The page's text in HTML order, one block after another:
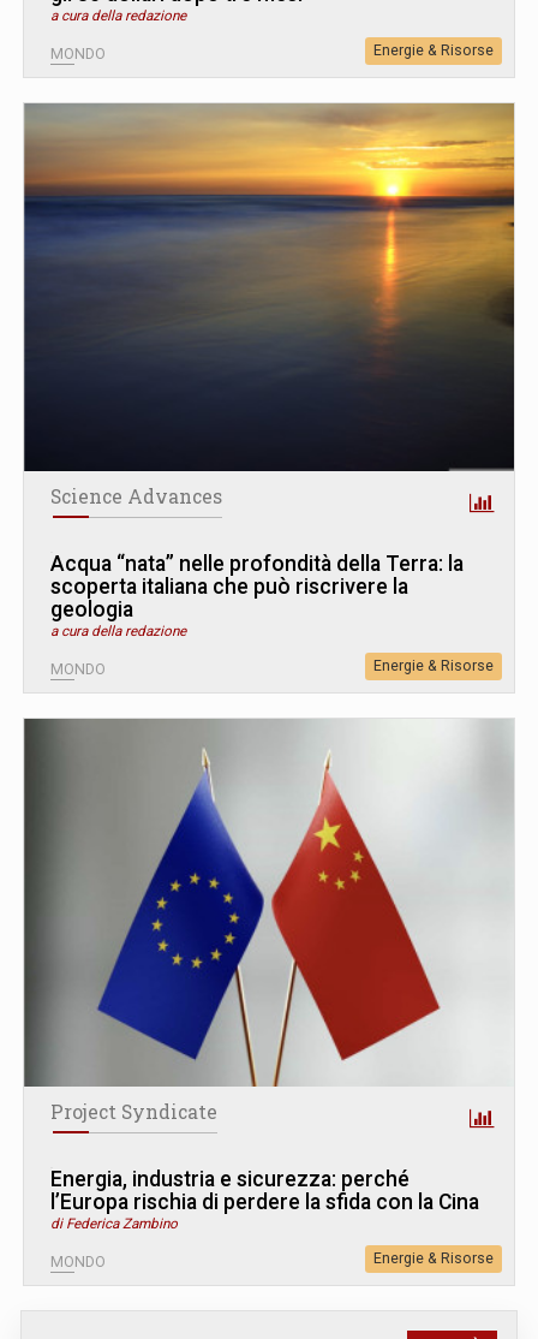
a cura della redazione
MONDO Energie & Risorse
Science Advances
Acqua “nata” nelle profondità della Terra: la
scoperta italiana che può riscrivere la
geologia
a cura della redazione
MONDO Energie & Risorse
Project Syndicate
Energia, industria e sicurezza: perché
l’Europa rischia di perdere la sfida con la Cina
di Federica Zambino
MONDO Energie & Risorse